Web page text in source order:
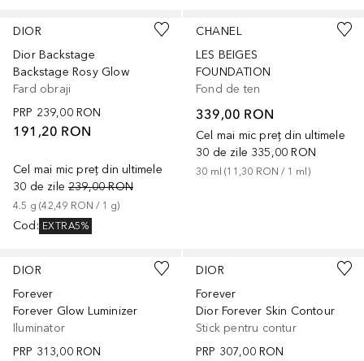
DIOR
Dior Backstage
Backstage Rosy Glow
Fard obraji
PRP 239,00 RON
191,20 RON
Cel mai mic preț din ultimele
30 de zile 239,00 RON
4.5 g (42,49 RON / 1 g)
Cod: EXTRA5%
CHANEL
LES BEIGES
FOUNDATION
Fond de ten
339,00 RON
Cel mai mic preț din ultimele
30 de zile 335,00 RON
30 ml (11,30 RON / 1 ml )
DIOR
Forever
Forever Glow Luminizer
Iluminator
PRP 313,00 RON
+4
DIOR
Forever
Dior Forever Skin Contour
Stick pentru contur
PRP 307,00 RON